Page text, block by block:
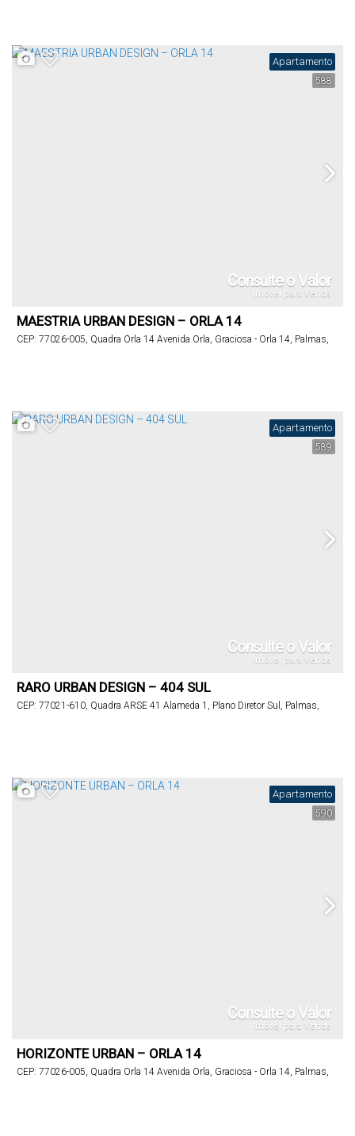
588
Apartamento
Consulte o Valor
Imóvel para Venda
MAESTRIA URBAN DESIGN – ORLA 14
CEP: 77026-005, Quadra Orla 14 Avenida Orla, Graciosa - Orla 14, Palmas,
589
Apartamento
Consulte o Valor
Imóvel para Venda
RARO URBAN DESIGN – 404 SUL
CEP: 77021-610, Quadra ARSE 41 Alameda 1 , Plano Diretor Sul , Palmas,
590
Apartamento
Consulte o Valor
Imóvel para Venda
HORIZONTE URBAN – ORLA 14
CEP: 77026-005, Quadra Orla 14 Avenida Orla, Graciosa - Orla 14, Palmas,